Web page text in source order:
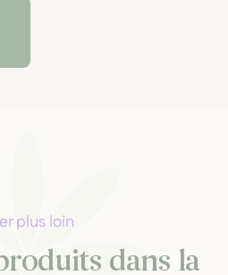
plus loin
dans la